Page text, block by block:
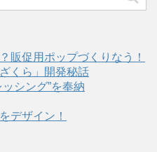
促用ポップづくりなう！
くら」開発秘話
シング”を奉納
デザイン！